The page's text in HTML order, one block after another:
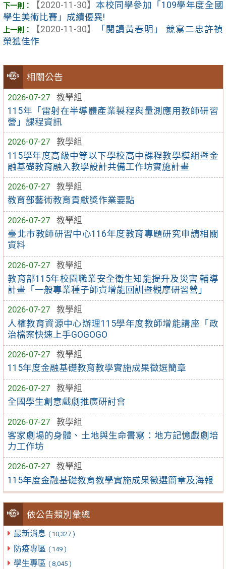
相關公告
2026-07-27
教學組
115年「雷射在半導體產業製程與量測應用教師研習
營」課程資訊
2026-07-27
教學組
115學年度高級中等以下學校高中課程教學模組暨金
融基礎教育融入教學設計共備工作坊實施計畫
2026-07-27
教學組
教育部藝術教育貢獻獎作業要點
2026-07-27
教學組
臺北市教師研習中心116年度教育專題研究申請相關
資料
2026-07-27
教學組
教育部115年校園職業安全衛生知能提升及災害 輔導
計畫「一般專業種子師資增能回訓暨觀摩研習營」
2026-07-27
教學組
人權教育資源中心辦理115學年度教師增能講座「政
治檔案快速上手GOGOGO
2026-07-27
教學組
115年度金融基礎教育教學實施成果徵選簡章
2026-07-27
教學組
全國學生創意戲劇推廣研討會
2026-07-27
教學組
客家劇場的身體、土地與生命書寫：地方記憶戲劇培
力工作坊
2026-07-27
教學組
115年度金融基礎教育教學實施成果徵選簡章及海報
依公告類別彙總
最新消息 ( 10,327 )
防疫專區 ( 149 )
學生專區 ( 8,045 )
【2020-11-30】 本校同學參加「109學年度全國
學生美術比賽」成績優異!
【2020-11-30】
「閱讀黃春明」 競寫二忠許禎
榮獲佳作